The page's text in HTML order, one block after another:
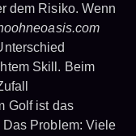
dem Risiko. Wenn
Skill. Beim
Golf ist das
Problem: Viele